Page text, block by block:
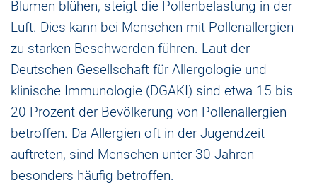
Blumen blühen, steigt die Pollenbelastung in der
Luft. Dies kann bei Menschen mit Pollenallergien
zu starken Beschwerden führen. Laut der
Deutschen Gesellschaft für Allergologie und
klinische Immunologie (DGAKI) sind etwa 15 bis
20 Prozent der Bevölkerung von Pollenallergien
betroffen. Da Allergien oft in der Jugendzeit
auftreten, sind Menschen unter 30 Jahren
besonders häufig betroffen.